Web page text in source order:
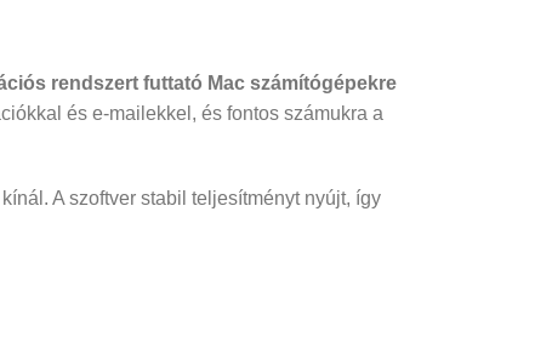
rendszert futtató Mac számítógépekre
és e-mailekkel, és fontos számukra a
A szoftver stabil teljesítményt nyújt, így